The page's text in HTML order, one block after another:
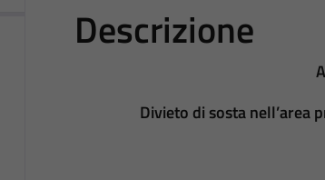
Descrizione
Divieto di sosta nell’area